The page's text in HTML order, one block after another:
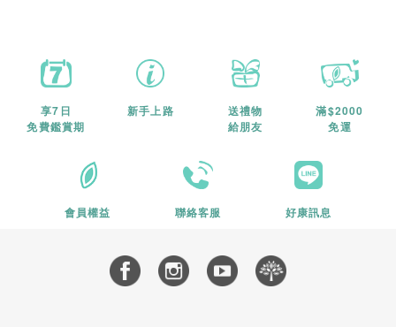
享7日
免費鑑賞期
新手上路
送禮物
給朋友
滿$2000
免運
會員權益 聯絡客服 好康訊息